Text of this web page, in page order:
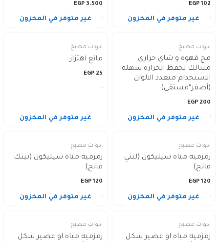
102
EGP
3.500
EGP
غير متوفر في المخزون
ادوات مطبخ
مج قهوه و شاي حراري
ميتالك لحفظ الحراره سهله
الاستخدام متعدد الالوان
(أصفر*فستقي)
200
EGP
غير متوفر في المخزون
ادوات مطبخ
مانع اهتزاز
25
EGP
غير متوفر في المخزون
ادوات مطبخ
زمزميه مياه سيليكون (لبني
فاتح)
120
EGP
غير متوفر في المخزون
ادوات مطبخ
زمزميه مياه سيليكون (بينك
فاتح)
120
EGP
غير متوفر في المخزون
ادوات مطبخ
زمزميه مياه او عصير شكل
غير متوفر في المخزون
ادوات مطبخ
زمزميه مياه او عصير شكل